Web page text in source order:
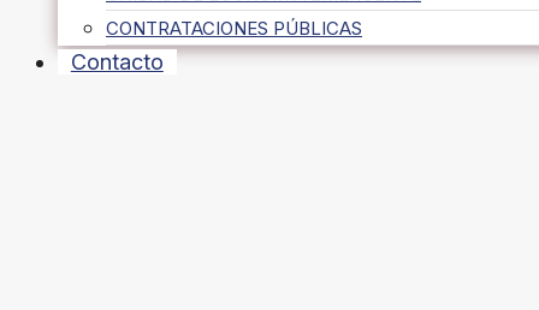
CONTRATACIONES PÚBLICAS
Contacto